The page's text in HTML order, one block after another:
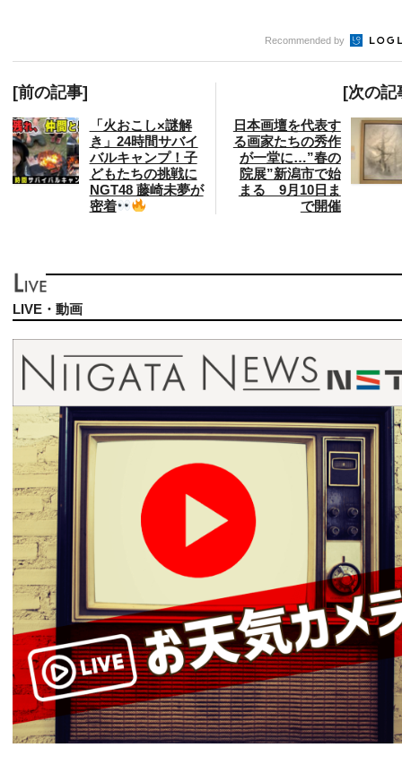
Recommended by
[前の記事]
「火おこし×謎解
き」24時間サバイ
バルキャンプ！子
どもたちの挑戦に
NGT48 藤崎未夢が
密着
[次の記
日本画壇を代表す
る画家たちの秀作
が一堂に…”春の
院展”新潟市で始
まる 9月10日ま
で開催
LIVE・動画